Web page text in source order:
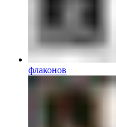
флаконов